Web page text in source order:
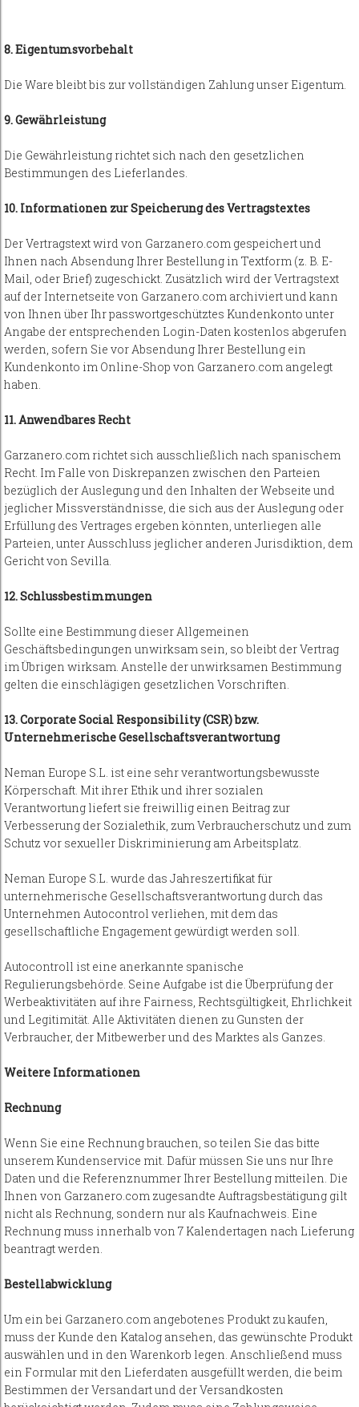
8. Eigentumsvorbehalt
Die Ware bleibt bis zur vollständigen Zahlung unser Eigentum.
9. Gewährleistung
Die Gewährleistung richtet sich nach den gesetzlichen
Bestimmungen des Lieferlandes.
10. Informationen zur Speicherung des Vertragstextes
Der Vertragstext wird von Garzanero.com gespeichert und
Ihnen nach Absendung Ihrer Bestellung in Textform (z. B. E-
Mail, oder Brief) zugeschickt. Zusätzlich wird der Vertragstext
auf der Internetseite von Garzanero.com archiviert und kann
von Ihnen über Ihr passwortgeschütztes Kundenkonto unter
Angabe der entsprechenden Login-Daten kostenlos abgerufen
werden, sofern Sie vor Absendung Ihrer Bestellung ein
Kundenkonto im Online-Shop von Garzanero.com angelegt
haben.
11. Anwendbares Recht
Garzanero.com richtet sich ausschließlich nach spanischem
Recht. Im Falle von Diskrepanzen zwischen den Parteien
bezüglich der Auslegung und den Inhalten der Webseite und
jeglicher Missverständnisse, die sich aus der Auslegung oder
Erfüllung des Vertrages ergeben könnten, unterliegen alle
Parteien, unter Ausschluss jeglicher anderen Jurisdiktion, dem
Gericht von Sevilla.
12. Schlussbestimmungen
Sollte eine Bestimmung dieser Allgemeinen
Geschäftsbedingungen unwirksam sein, so bleibt der Vertrag
im Übrigen wirksam. Anstelle der unwirksamen Bestimmung
gelten die einschlägigen gesetzlichen Vorschriften.
13. Corporate Social Responsibility (CSR) bzw.
Unternehmerische Gesellschaftsverantwortung
Neman Europe S.L. ist eine sehr verantwortungsbewusste
Körperschaft. Mit ihrer Ethik und ihrer sozialen
Verantwortung liefert sie freiwillig einen Beitrag zur
Verbesserung der Sozialethik, zum Verbraucherschutz und zum
Schutz vor sexueller Diskriminierung am Arbeitsplatz.
Neman Europe S.L. wurde das Jahreszertifikat für
unternehmerische Gesellschaftsverantwortung durch das
Unternehmen Autocontrol verliehen, mit dem das
gesellschaftliche Engagement gewürdigt werden soll.
Autocontroll ist eine anerkannte spanische
Regulierungsbehörde. Seine Aufgabe ist die Überprüfung der
Werbeaktivitäten auf ihre Fairness, Rechtsgültigkeit, Ehrlichkeit
und Legitimität. Alle Aktivitäten dienen zu Gunsten der
Verbraucher, der Mitbewerber und des Marktes als Ganzes.
Weitere Informationen
Rechnung
Wenn Sie eine Rechnung brauchen, so teilen Sie das bitte
unserem Kundenservice mit. Dafür müssen Sie uns nur Ihre
Daten und die Referenznummer Ihrer Bestellung mitteilen. Die
Ihnen von Garzanero.com zugesandte Auftragsbestätigung gilt
nicht als Rechnung, sondern nur als Kaufnachweis. Eine
Rechnung muss innerhalb von 7 Kalendertagen nach Lieferung
beantragt werden.
Bestellabwicklung
Um ein bei Garzanero.com angebotenes Produkt zu kaufen,
muss der Kunde den Katalog ansehen, das gewünschte Produkt
auswählen und in den Warenkorb legen. Anschließend muss
ein Formular mit den Lieferdaten ausgefüllt werden, die beim
Bestimmen der Versandart und der Versandkosten